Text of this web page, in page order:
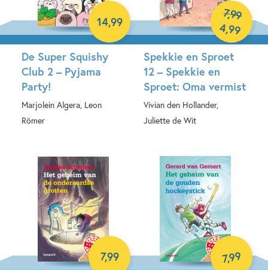
De Super Squishy
Club 2 – Pyjama
Party!
Marjolein Algera, Leon
Römer
14,99
Spekkie en Sproet
12 – Spekkie en
Sproet: Oma vermist
Vivian den Hollander,
Juliette de Wit
7,99
4,99
7,99 7,99